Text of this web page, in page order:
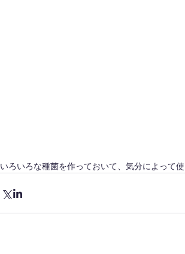
いろいろな種菌を作っておいて、気分によって